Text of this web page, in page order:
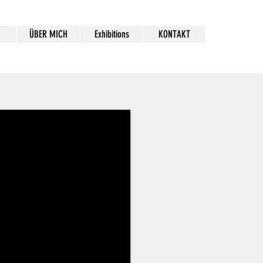
ÜBER MICH Exhibitions KONTAKT